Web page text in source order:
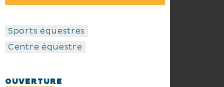
Sports équestres
Centre équestre
OUVERTURE